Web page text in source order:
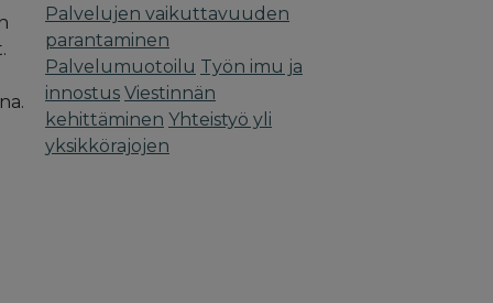
Palvelujen vaikuttavuuden
parantaminen
Palvelumuotoilu Työn imu ja
innostus Viestinnän
kehittäminen Yhteistyö yli
yksikkörajojen